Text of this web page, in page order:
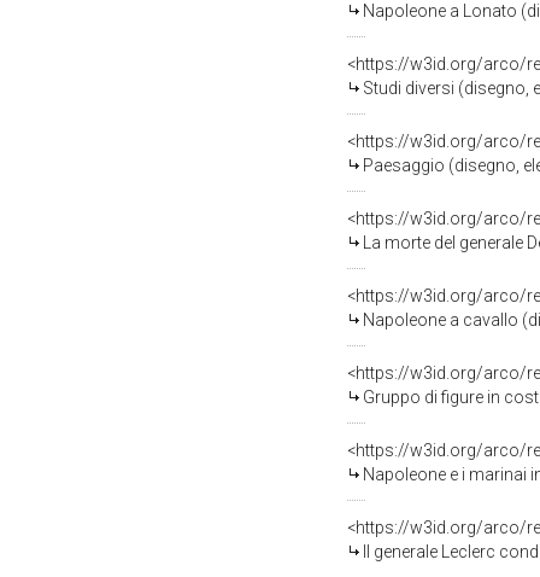
Napoleone a Lonato
<https://w3id.org/arco/
Studi diversi (disegno,
<https://w3id.org/arco/
Paesaggio (disegno,
<https://w3id.org/arco/
La morte del generale
<https://w3id.org/arco/
Napoleone a cavallo
<https://w3id.org/arco/
Gruppo di figure in
<https://w3id.org/arco/
Napoleone e i marinai
<https://w3id.org/arco/
Il generale Leclerc